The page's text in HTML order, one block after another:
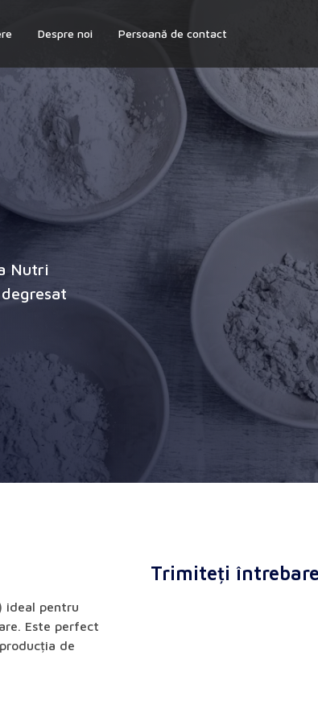
Despre noi Persoană de contact
Nutri
ideal pentru
Este perfect
de
Trimiteți